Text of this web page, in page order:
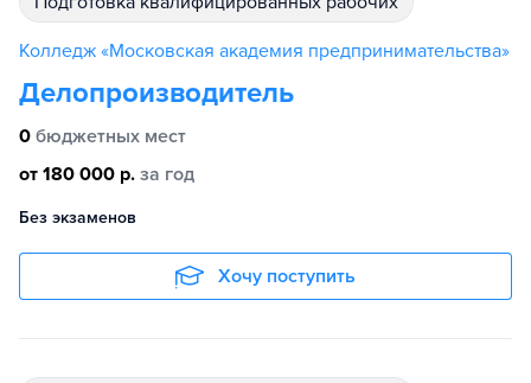
Колледж «Московская академия предпринимательства»
Делопроизводитель
0 бюджетных мест
от 180 000 р. за год
Без экзаменов
Хочу поступить